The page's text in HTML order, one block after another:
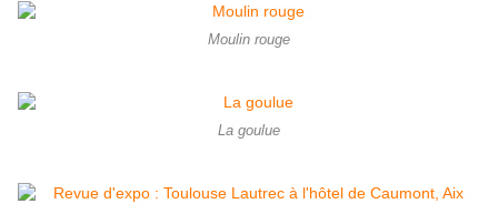
Moulin rouge
La goulue